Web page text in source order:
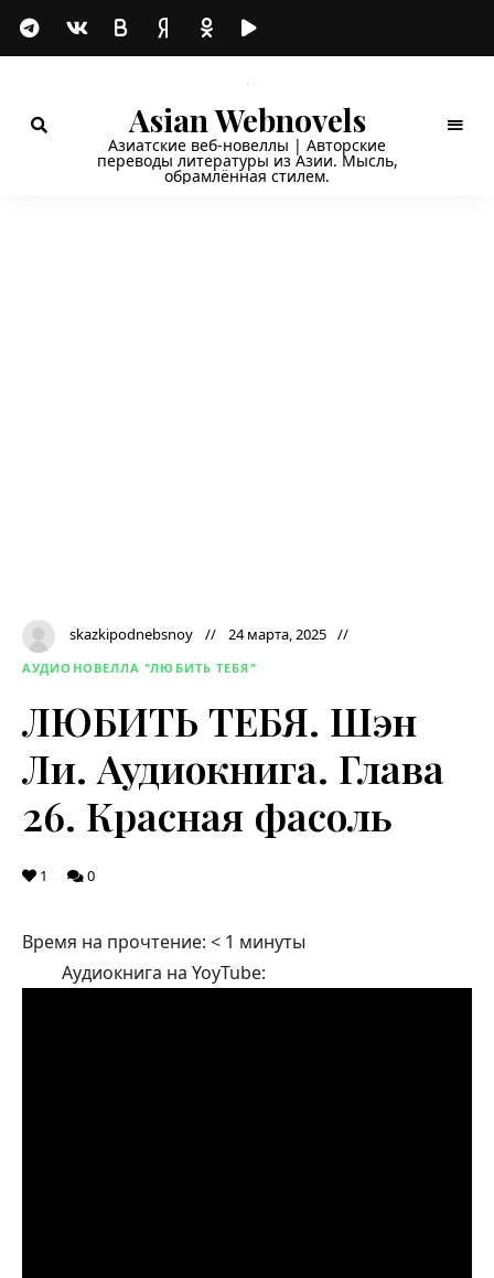
Asian Webnovels
Азиатские веб-новеллы | Авторские
переводы литературы из Азии. Мысль,
обрамлённая стилем.
skazkipodnebsnoy 24 марта, 2025
АУДИОНОВЕЛЛА "ЛЮБИТЬ ТЕБЯ"
ЛЮБИТЬ ТЕБЯ. Шэн
Ли. Аудиокнига. Глава
26. Красная фасоль
1 0
Время на прочтение: < 1 минуты
Аудиокнига на YoyTube: